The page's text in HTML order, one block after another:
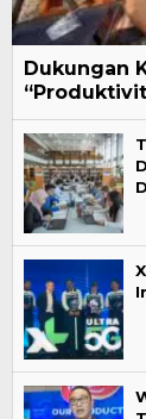
Dukungan